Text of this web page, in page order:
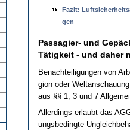
Fa­zit:
gen
Pas­sa­gier- und
Tätig­keit - und da­her
Be­nach­tei­li­gun­gen von
gi­on oder
aus §§ 1, 3 und 7
Al­ler­dings er­laubt das
ungs­be­ding­te